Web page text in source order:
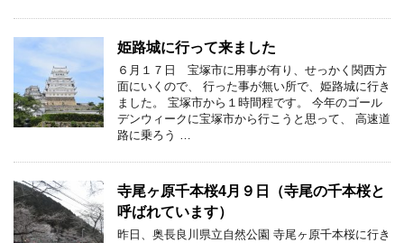
姫路城に行って来ました
６月１７日 宝塚市に用事が有り、せっかく関西方
面にいくので、 行った事が無い所で、姫路城に行き
ました。 宝塚市から１時間程です。 今年のゴール
デンウィークに宝塚市から行こうと思って、 高速道
路に乗ろう …
寺尾ヶ原千本桜4月９日（寺尾の千本桜と
呼ばれています）
昨日、奥長良川県立自然公園 寺尾ヶ原千本桜に行き